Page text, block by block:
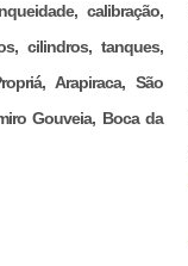
calibração,
cilindros, tanques,
Arapiraca, São
Gouveia, Boca da